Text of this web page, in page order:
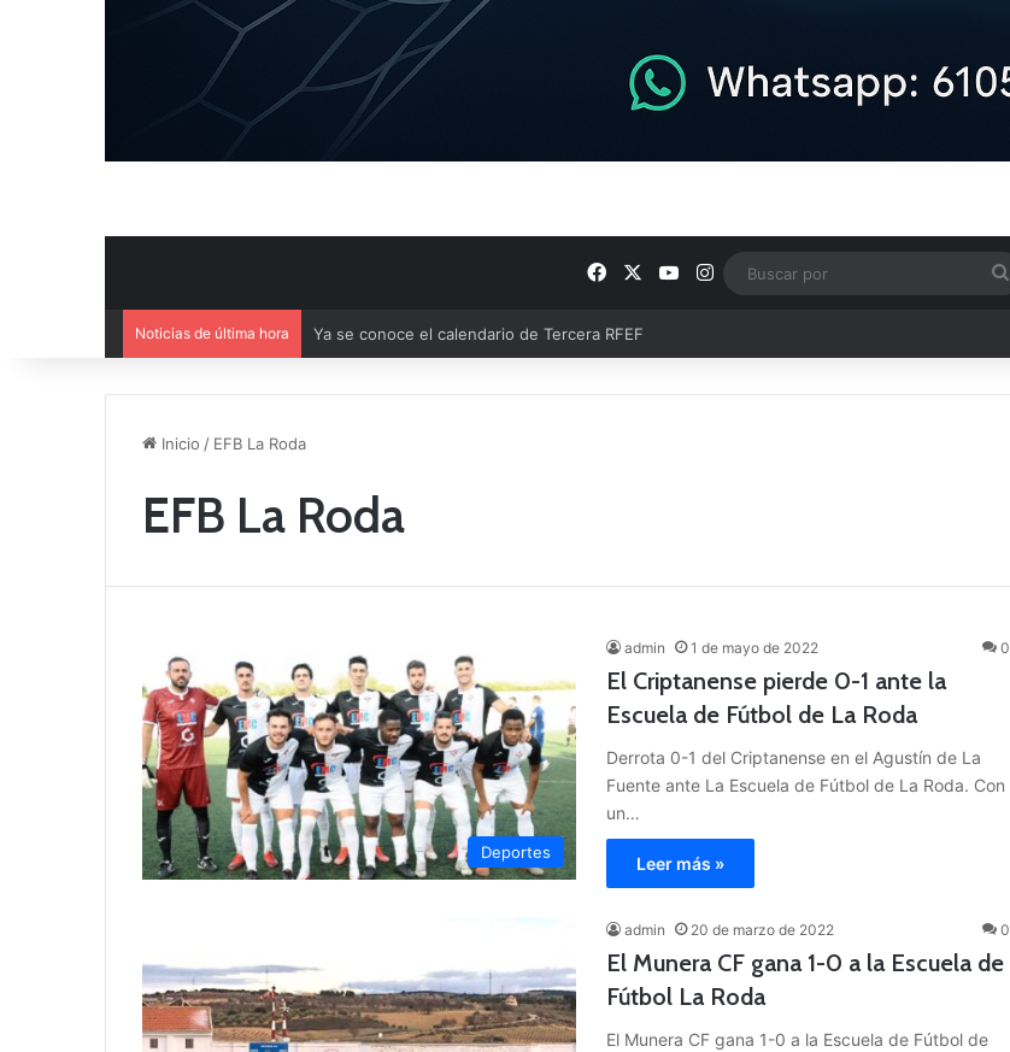
FacebookYouTube
Instagram
Noticias de última hora Mercado de Fichajes: Movimientos clave en el fútbol comarcal
Inicio / EFB La Roda
EFB La Roda
Deportes
admin 1 de mayo de 2022 0
El Criptanense pierde 0-1 ante la
Escuela de Fútbol de La Roda
Derrota 0-1 del Criptanense en el Agustín de La
Fuente ante La Escuela de Fútbol de La Roda. Con
un…
Leer más »
admin 20 de marzo de 2022 0
El Munera CF gana 1-0 a la Escuela de
Fútbol La Roda
El Munera CF gana 1-0 a la Escuela de Fútbol de